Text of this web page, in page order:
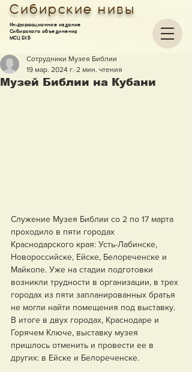
Информационное издание
Сибирского объединения
МСЦ ЕХБ
Сибирские нивы
Музей Библии на Кубани
Сотрудники Музея Библии
19 мар. 2024 г. 2 мин. чтения
Служение Музея Библии со 2 по 17 марта
проходило в пяти городах
Краснодарского края: Усть-Лабинске,
Новороссийске, Ейске, Белореченске и
Майкопе. Уже на стадии подготовки
возникли трудности в организации, в трех
городах из пяти запланированных братья
не могли найти помещения под выставку.
В итоге в двух городах, Краснодаре и
Горячем Ключе, выставку музея
пришлось отменить и провести ее в
других: в Ейске и Белореченске.